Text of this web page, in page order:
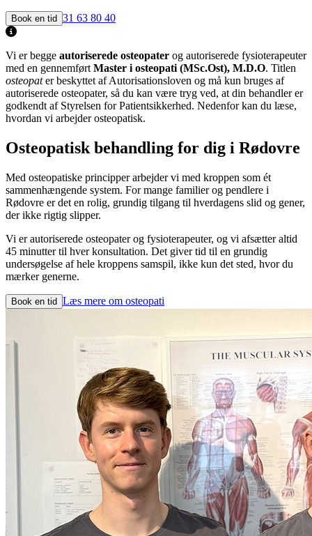
Book en tid 31 63 80 40
Vi er begge autoriserede osteopater og autoriserede fysioterapeuter
med en gennemført Master i osteopati (MSc.Ost), M.D.O. Titlen
osteopater beskyttet af Autorisationsloven og må kun bruges af
autoriserede osteopater, så du kan være tryg ved, at din behandler er
godkendt af Styrelsen for Patientsikkerhed. Nedenfor kan du læse,
hvordan vi arbejder osteopatisk.
Osteopatisk behandling for dig i Rødovre
Med osteopatiske principper arbejder vi med kroppen som ét
sammenhængende system. For mange familier og pendlere i
Rødovre er det en rolig, grundig tilgang til hverdagens slid og gener,
der ikke rigtig slipper.
Vi er autoriserede osteopater og fysioterapeuter, og vi afsætter altid
45 minutter til hver konsultation. Det giver tid til en grundig
undersøgelse af hele kroppens samspil, ikke kun det sted, hvor du
mærker generne.
Book en tid Læs mere om osteopati